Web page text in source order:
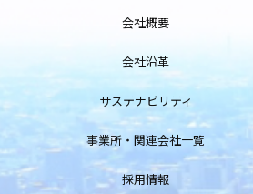
会社概要
会社沿革
サステナビリティ
事業所・関連会社一覧
採用情報